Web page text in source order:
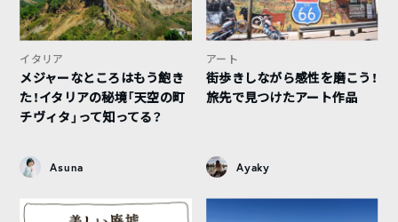
イタリア
メジャーなところはもう飽き
た！イタリアの秘境「天空の町
チヴィタ」って知ってる？
Asuna
アート
街歩きしながら感性を磨こう！
旅先で見つけたアート作品
Ayaky